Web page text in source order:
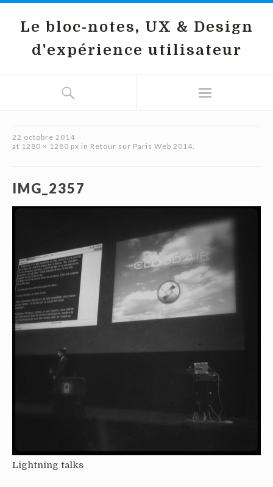
Le bloc-notes, UX & Design
d'expérience utilisateur
22 octobre 2014
at 1280 × 1280 px in Retour sur Paris Web 2014.
IMG_2357
Lightning talks